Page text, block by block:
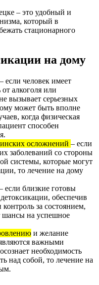
– это удобный и
который в
стационарного
на дому
– если человек имеет
алкоголя или
вызывает серьезных
может быть вполне
когда физическая
способен
осложнений – если
заболеваний со стороны
системы, которые могут
то лечение на дому
если близкие готовы
обеспечив
за состоянием,
шансы на успешное
и желание
важными
необходимость
над собой, то лечение на